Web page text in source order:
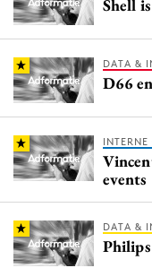
Shell
DATA &
D66
events
DATA &